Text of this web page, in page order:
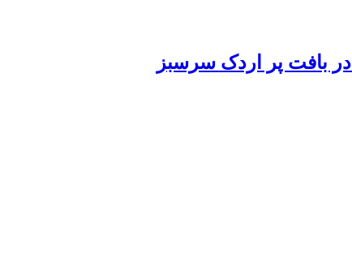
بافت پر اردک سرسبز